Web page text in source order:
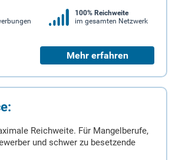
100% Reichweite
im gesamten Netzwerk
Mehr erfahren
Reichweite. Für Mangelberufe,
und schwer zu besetzende